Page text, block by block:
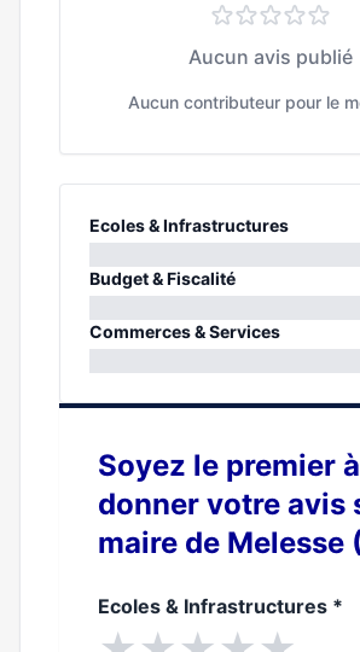
Aucun avis publié
Aucun contributeur pour le
Ecoles & Infrastructures
0%
Budget & Fiscalité
0%
Commerces & Services
Soyez le premier à
donner votre avis
maire de Melesse
Ecoles & Infrastructures *